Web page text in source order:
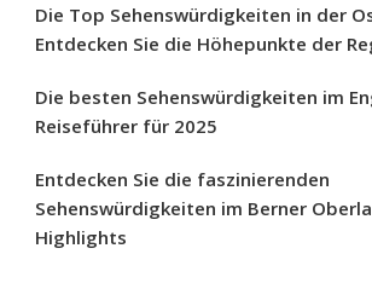
Die Top Sehenswürdigkeiten in der
Entdecken Sie die Höhepunkte der
Die besten Sehenswürdigkeiten im
Reiseführer für 2025
Entdecken Sie die faszinierenden
Sehenswürdigkeiten im Berner
Highlights